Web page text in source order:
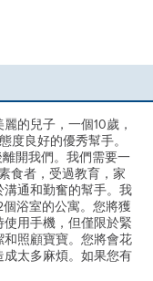
的兒子，一個10歲，
度良好的優秀幫手。
開我們。我們需要一
食者，受過教育，家
通和勤奮的幫手。我
浴室的公寓。您將獲
用手機，但僅限於緊
照顧寶寶。您將會花
太多麻煩。如果您有